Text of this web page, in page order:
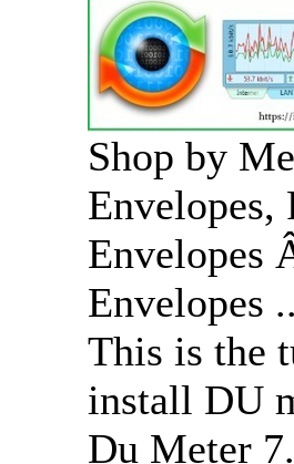
Shop by
Envelopes,
Envelopes
Envelopes
This is the
install DU
Du Meter